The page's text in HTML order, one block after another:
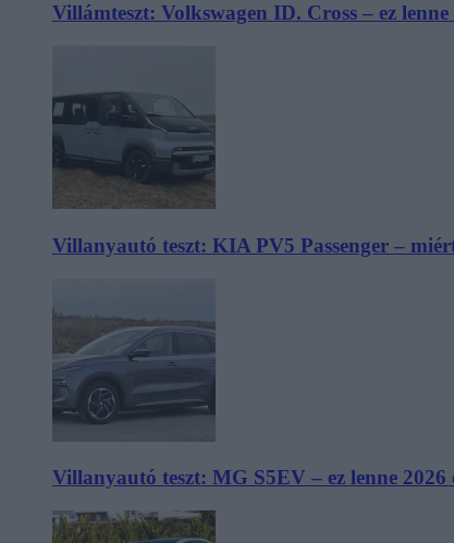
Villámteszt: Volkswagen ID. Cross – ez
Villanyautó teszt: KIA PV5 Passenger – miért
Villanyautó teszt: MG S5EV – ez lenne 2026